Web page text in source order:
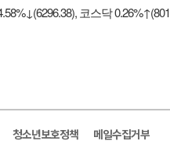
코스닥
청소년보호정책 메일수집거부